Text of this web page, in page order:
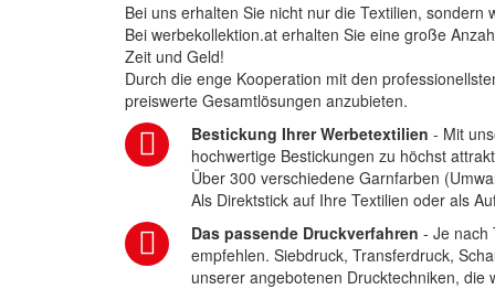
Bei uns erhalten Sie nicht nur die Textilien,
Bei werbekollektion.at erhalten Sie eine große
Zeit und Geld!
Durch die enge Kooperation mit den
preiswerte Gesamtlösungen anzubieten.
Bestickung Ihrer Werbetextilien - Mit
hochwertige Bestickungen zu höchst
Über 300 verschiedene Garnfarben
Als Direktstick auf Ihre Textilien oder als
Das passende Druckverfahren - Je nach
empfehlen. Siebdruck, Transferdruck,
unserer angebotenen Drucktechniken,